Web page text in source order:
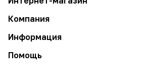
Компания
Информация
Помощь